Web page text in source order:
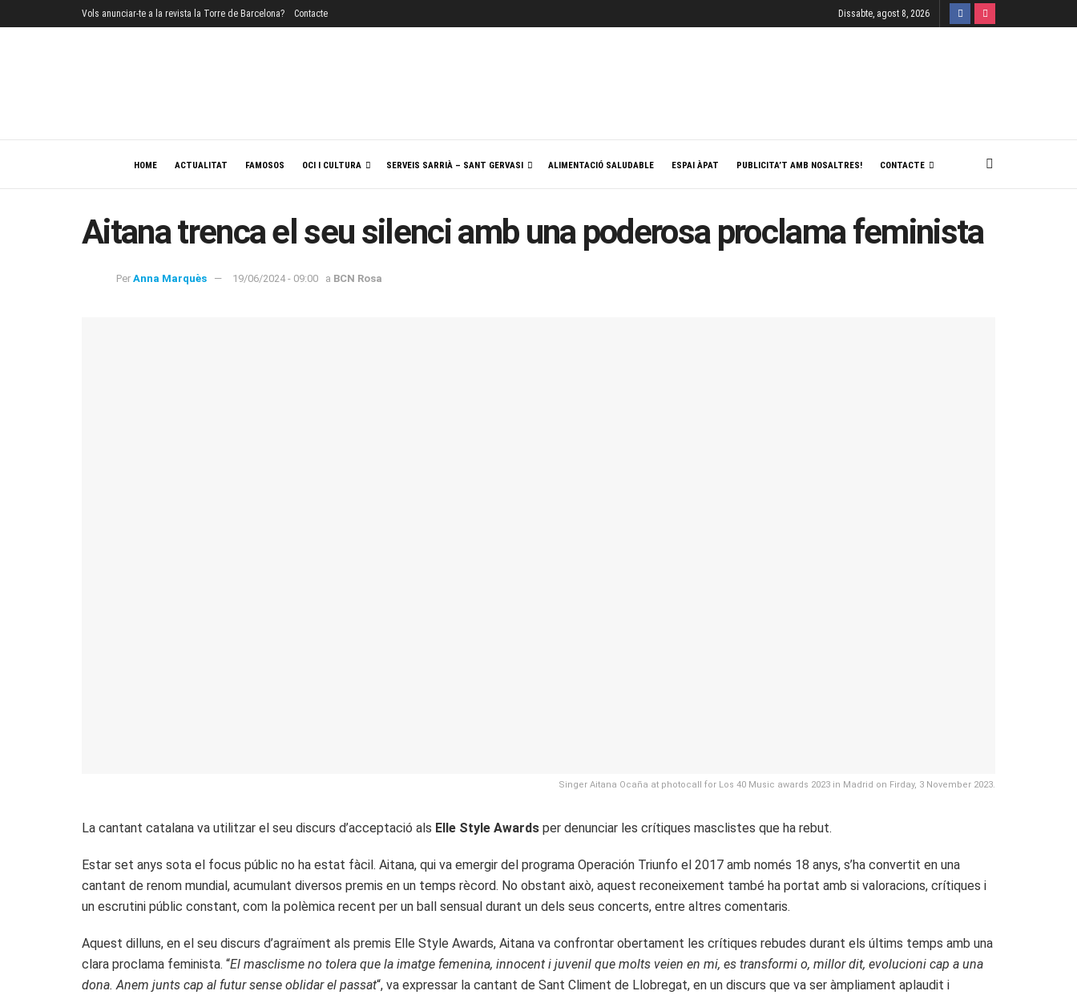
Vols anunciar-te a la revista la Torre de Barcelona? Contacte Dissabte, agost 8, 2026
HOME ACTUALITAT FAMOSOS OCI I CULTURA SERVEIS SARRIÀ – SANT GERVASI ALIMENTACIÓ SALUDABLE ESPAI ÀPAT PUBLICITA’T AMB NOSALTRES! CONTACTE
Aitana trenca el seu silenci amb una poderosa proclama feminista
Per Anna Marquès 19/06/2024 - 09:00 a BCN Rosa
Singer Aitana Ocaña at photocall for Los 40 Music awards 2023 in Madrid on Firday, 3 November 2023.
La cantant catalana va utilitzar el seu discurs d’acceptació als Elle Style Awards per denunciar les crítiques masclistes que ha rebut.
Estar set anys sota el focus públic no ha estat fàcil. Aitana, qui va emergir del programa Operación Triunfo el 2017 amb només 18 anys, s’ha convertit en una
cantant de renom mundial, acumulant diversos premis en un temps rècord. No obstant això, aquest reconeixement també ha portat amb si valoracions, crítiques i
un escrutini públic constant, com la polèmica recent per un ball sensual durant un dels seus concerts, entre altres comentaris.
Aquest dilluns, en el seu discurs d’agraïment als premis Elle Style Awards, Aitana va confrontar obertament les crítiques rebudes durant els últims temps amb una
clara proclama feminista. “El masclisme no tolera que la imatge femenina, innocent i juvenil que molts veien en mi, es transformi o, millor dit, evolucioni cap a una
dona. Anem junts cap al futur sense oblidar el passat“, va expressar la cantant de Sant Climent de Llobregat, en un discurs que va ser àmpliament aplaudit i